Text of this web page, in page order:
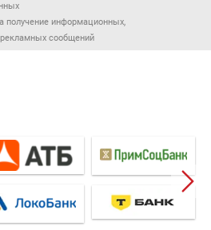
получение информационных,
сообщений